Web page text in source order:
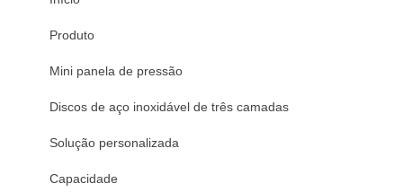
Produto
Mini panela de pressão
Discos de aço inoxidável de três camadas
Solução personalizada
Capacidade